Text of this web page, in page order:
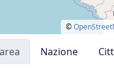
©
Nazione